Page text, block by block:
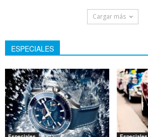
Cargar más
ESPECIALES